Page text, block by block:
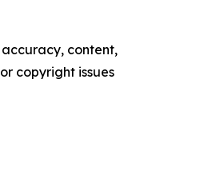
content,
copyright issues